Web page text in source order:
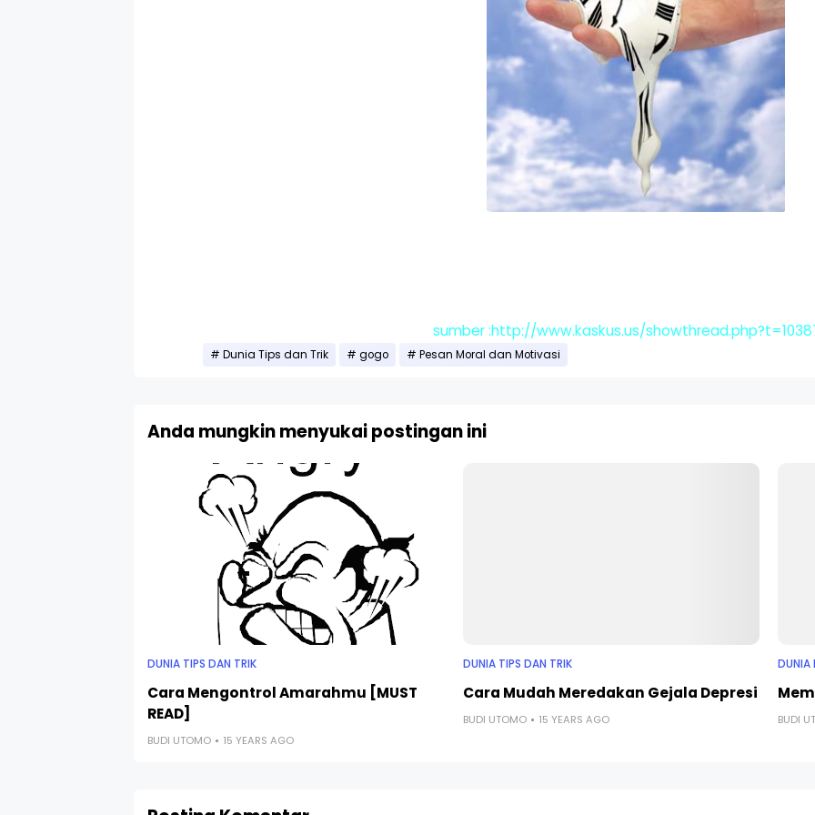
sumber :http://www.kaskus.us/
Dunia Tips dan Trik gogo Pesan Moral dan Motivasi
Anda mungkin menyukai postingan ini
DUNIA TIPS DAN TRIK
Cara Mengontrol Amarahmu [MUST
READ]
BUDI UTOMO 15 YEARS AGO
DUNIA TIPS DAN TRIK
Cara Mudah Meredakan Gejala Depresi
BUDI UTOMO 15 YEARS AGO
DUNIA
BUDI